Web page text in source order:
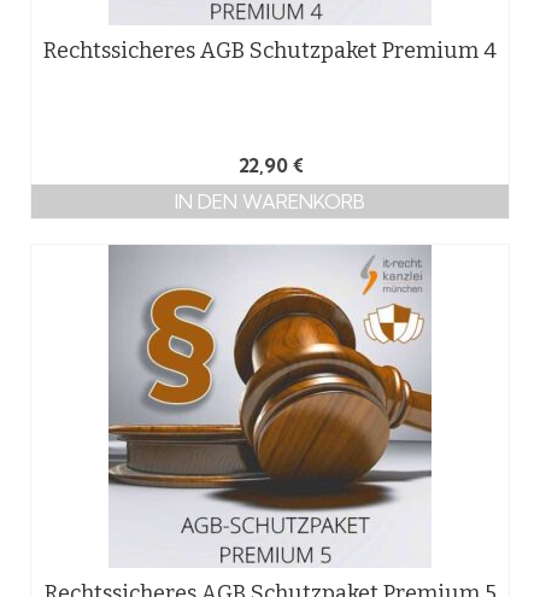
Rechtssicheres AGB Schutzpaket Premium 4
22,90 €
IN DEN WARENKORB